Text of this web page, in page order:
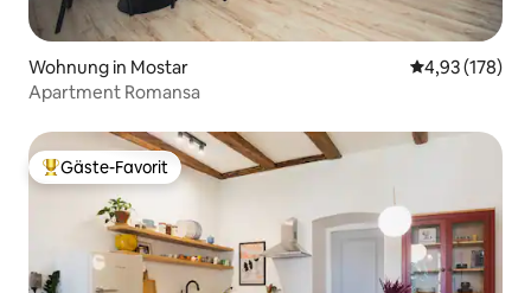
Wohnung in Mostar
4,93 (178)
Apartment Romansa
Beliebter Gäste-Favorit.
Gäste-Favorit